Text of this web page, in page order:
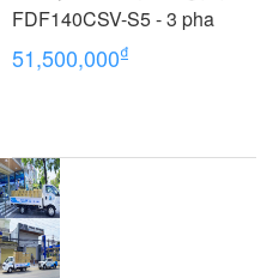
FDF140CSV-S5 - 3 pha
51,500,000₫